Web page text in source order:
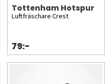
Tottenham Hotspur
Luftfräschare Crest
79:-